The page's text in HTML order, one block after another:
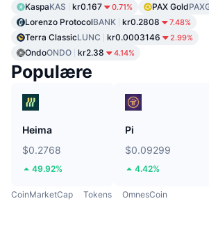
KaspaKAS kr0.167 0.71% PAX Gold
Lorenzo ProtocolBANK kr0.2808 7.48%
Terra ClassicLUNC kr0.0003146 2.99%
OndoONDO kr2.38 4.14%
Populære
Heima
$0.2768
49.92%
Pi
$0.09299
4.42%
CoinMarketCap Tokens OmnesCoin